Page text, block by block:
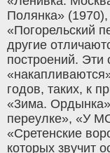
Полянка»
«Погорельский
другие
построений. Эти
годов, таких, к
«3има.
переулке», «У
«Сретенские
которых звучит